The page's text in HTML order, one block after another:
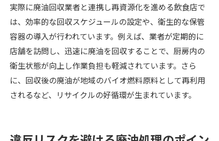
実際に廃油回収業者と連携し再資源化を進める飲食店で
は、効率的な回収スケジュールの設定や、衛生的な保管
容器の導入が行われています。例えば、業者が定期的に
店舗を訪問し、迅速に廃油を回収することで、厨房内の
衛生状態が向上し作業負担も軽減されています。さら
に、回収後の廃油が地域のバイオ燃料原料として再利用
されるなど、リサイクルの好循環が生まれています。